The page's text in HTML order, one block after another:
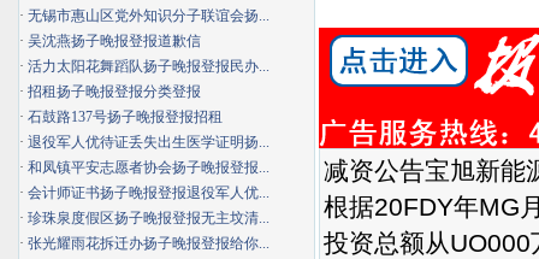
减资公告宝旭新能
根据20FDY年MG
投资总额从
· 无锡市惠山区党外知识分子联谊会扬...
· 吴沈燕扬子晚报登报道歉信
· 活力太阳花舞蹈队扬子晚报登报民办...
· 招租扬子晚报登报分类登报
· 石鼓路137号扬子晚报登报招租
· 退役军人优待证丢失出生医学证明扬...
· 和凤镇平安志愿者协会扬子晚报登报...
· 会计师证书扬子晚报登报退役军人优...
· 珍珠泉度假区扬子晚报登报无主坟清...
· 张光耀雨花拆迁办扬子晚报登报给你...